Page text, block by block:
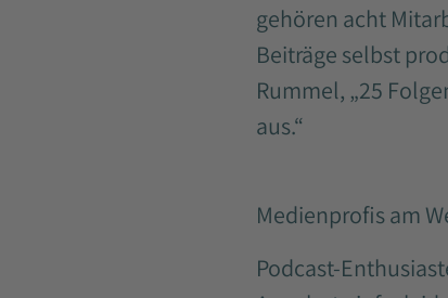
gehören acht
Beiträge selbst
Rummel, „25
aus.“
Medienprofis am
Podcast-